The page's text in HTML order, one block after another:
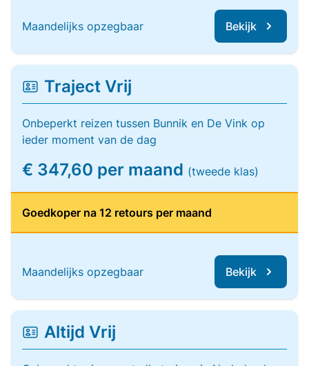
Maandelijks opzegbaar Bekijk
Traject Vrij
Onbeperkt reizen tussen Bunnik en De Vink op
ieder moment van de dag
€ 347,60 per maand (tweede klas)
Goedkoper na 12 retours per maand
Maandelijks opzegbaar Bekijk
Altijd Vrij